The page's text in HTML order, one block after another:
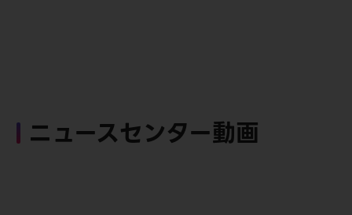
ニュースセンター動画